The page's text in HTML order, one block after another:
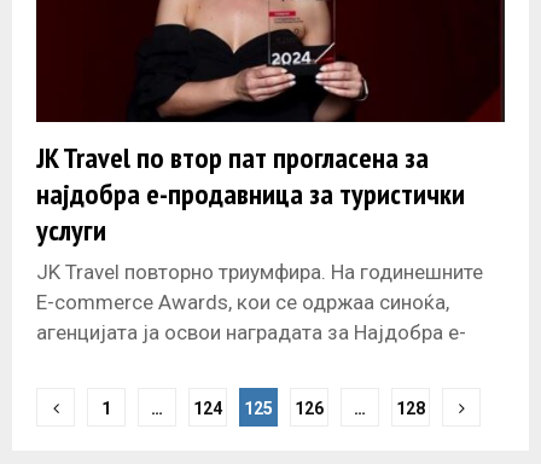
JK Travel по втор пат прогласена за
најдобра е-продавница за туристички
услуги
JK Travel повторно триумфира. На годинешните
E-commerce Awards, кои се одржаа синоќа,
агенцијата ја освои наградата за Најдобра е-
1 … 124 125 126 … 128